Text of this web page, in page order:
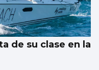
de su clase en la